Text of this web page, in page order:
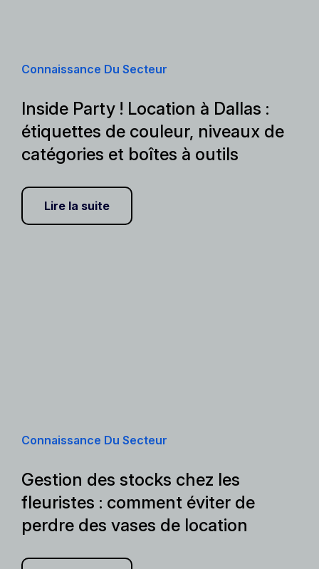
Connaissance Du Secteur
Inside Party ! Location à Dallas :
étiquettes de couleur, niveaux de
catégories et boîtes à outils
Lire la suite
Connaissance Du Secteur
Gestion des stocks chez les
fleuristes : comment éviter de
perdre des vases de location